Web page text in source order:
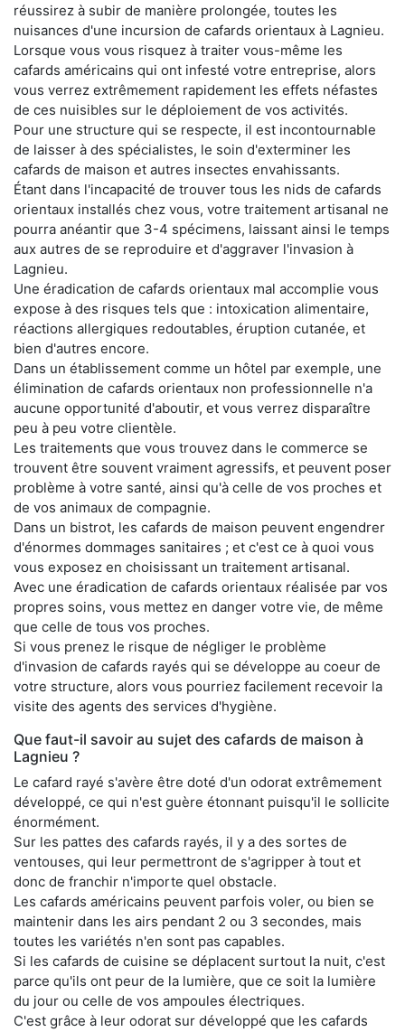
réussirez à subir de manière prolongée, toutes les
nuisances d'une incursion de cafards orientaux à Lagnieu.
Lorsque vous vous risquez à traiter vous-même les
cafards américains qui ont infesté votre entreprise, alors
vous verrez extrêmement rapidement les effets néfastes
de ces nuisibles sur le déploiement de vos activités.
Pour une structure qui se respecte, il est incontournable
de laisser à des spécialistes, le soin d'exterminer les
cafards de maison et autres insectes envahissants.
Étant dans l'incapacité de trouver tous les nids de cafards
orientaux installés chez vous, votre traitement artisanal ne
pourra anéantir que 3-4 spécimens, laissant ainsi le temps
aux autres de se reproduire et d'aggraver l'invasion à
Lagnieu.
Une éradication de cafards orientaux mal accomplie vous
expose à des risques tels que : intoxication alimentaire,
réactions allergiques redoutables, éruption cutanée, et
bien d'autres encore.
Dans un établissement comme un hôtel par exemple, une
élimination de cafards orientaux non professionnelle n'a
aucune opportunité d'aboutir, et vous verrez disparaître
peu à peu votre clientèle.
Les traitements que vous trouvez dans le commerce se
trouvent être souvent vraiment agressifs, et peuvent poser
problème à votre santé, ainsi qu'à celle de vos proches et
de vos animaux de compagnie.
Dans un bistrot, les cafards de maison peuvent engendrer
d'énormes dommages sanitaires ; et c'est ce à quoi vous
vous exposez en choisissant un traitement artisanal.
Avec une éradication de cafards orientaux réalisée par vos
propres soins, vous mettez en danger votre vie, de même
que celle de tous vos proches.
Si vous prenez le risque de négliger le problème
d'invasion de cafards rayés qui se développe au coeur de
votre structure, alors vous pourriez facilement recevoir la
visite des agents des services d'hygiène.
Que faut-il savoir au sujet des cafards de maison à
Lagnieu ?
Le cafard rayé s'avère être doté d'un odorat extrêmement
développé, ce qui n'est guère étonnant puisqu'il le sollicite
énormément.
Sur les pattes des cafards rayés, il y a des sortes de
ventouses, qui leur permettront de s'agripper à tout et
donc de franchir n'importe quel obstacle.
Les cafards américains peuvent parfois voler, ou bien se
maintenir dans les airs pendant 2 ou 3 secondes, mais
toutes les variétés n'en sont pas capables.
Si les cafards de cuisine se déplacent surtout la nuit, c'est
parce qu'ils ont peur de la lumière, que ce soit la lumière
du jour ou celle de vos ampoules électriques.
C'est grâce à leur odorat sur développé que les cafards